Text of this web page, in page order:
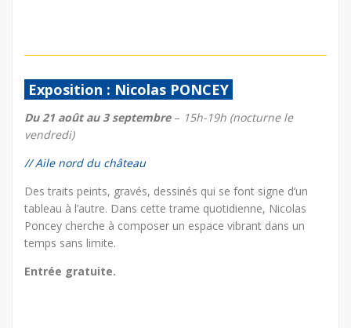
Exposition : Nicolas PONCEY
Du 21 août au 3 septembre– 15h-19h (nocturne le
vendredi)
// Aile nord du château
Des traits peints, gravés, dessinés qui se font signe d’un
tableau à l’autre. Dans cette trame quotidienne, Nicolas
Poncey cherche à composer un espace vibrant dans un
temps sans limite.
Entrée gratuite.